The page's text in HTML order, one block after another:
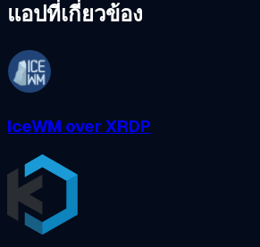
แอปที่เกี่ยวข้อง
IceWM over XRDP